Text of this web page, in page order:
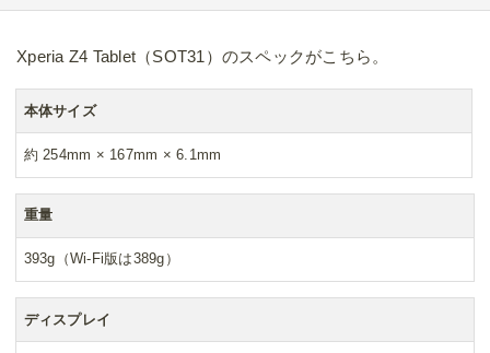
Xperia Z4 Tablet（SOT31）のスペックがこちら。
本体サイズ
約 254mm × 167mm × 6.1mm
重量
393g（Wi-Fi版は389g）
ディスプレイ